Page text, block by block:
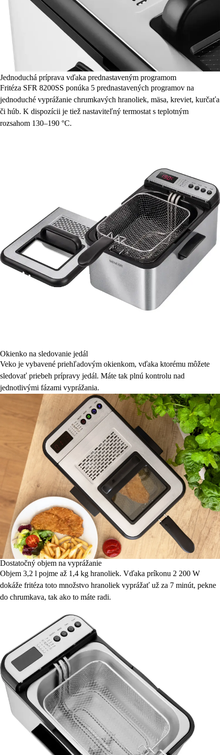
Jednoduchá príprava vďaka prednastaveným programom
Fritéza SFR 8200SS ponúka 5 prednastavených programov na
jednoduché vyprážanie chrumkavých hranoliek, mäsa, kreviet, kurčaťa
či húb. K dispozícii je tiež nastaviteľný termostat s teplotným
rozsahom 130–190 °C.
Okienko na sledovanie jedál
Veko je vybavené priehľadovým okienkom, vďaka ktorému môžete
sledovať priebeh prípravy jedál. Máte tak plnú kontrolu nad
jednotlivými fázami vyprážania.
Dostatočný objem na vyprážanie
Objem 3,2 l pojme až 1,4 kg hranoliek. Vďaka príkonu 2 200 W
dokáže fritéza toto množstvo hranoliek vyprážať už za 7 minút, pekne
do chrumkava, tak ako to máte radi.